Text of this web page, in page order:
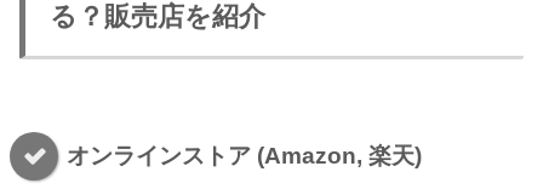
る？販売店を紹介
オンラインストア (Amazon, 楽天)